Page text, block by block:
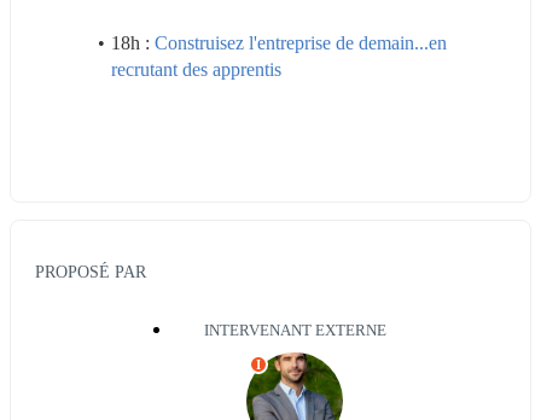
18h : Construisez l'entreprise de demain...en
recrutant des apprentis
PROPOSÉ PAR
INTERVENANT EXTERNE
I